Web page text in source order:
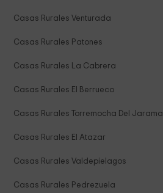
Casas Rurales Venturada
Casas Rurales Patones
Casas Rurales La Cabrera
Casas Rurales El Berrueco
Casas Rurales Torremocha Del Jarama
Casas Rurales El Atazar
Casas Rurales Valdepielagos
Casas Rurales Pedrezuela